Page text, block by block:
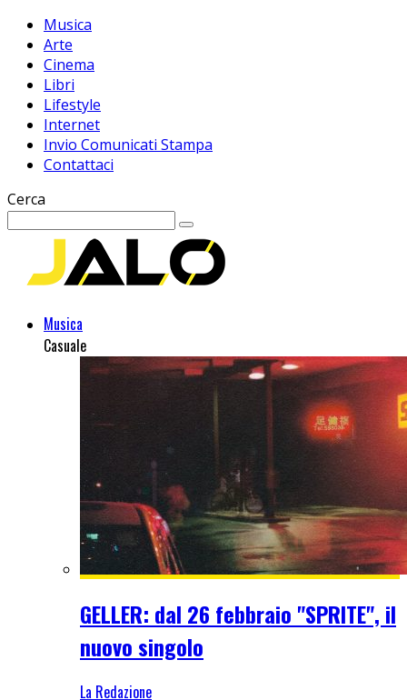
Musica
Arte
Cinema
Libri
Lifestyle
Internet
Invio Comunicati Stampa
Contattaci
Cerca
Musica
Casuale
GELLER: dal 26 febbraio "SPRITE", il
nuovo singolo
La Redazione